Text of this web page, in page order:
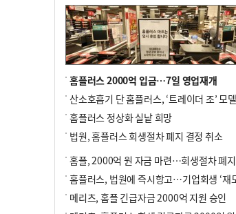
홈플러스 2000억 입금…7일 영업재개
홈플러스 정상화 실낱 희망
법원, 홈플러스 회생절차 폐지 결정 취소
메리츠, 홈플 긴급자금 2000억 지원 승인